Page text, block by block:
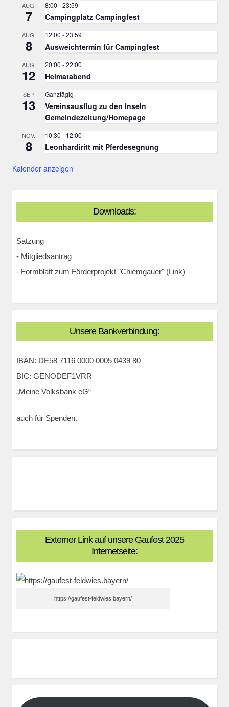
AUG.
7
8:00 -23:59
Campingplatz Campingfest
AUG.
8
12:00 -23:59
Ausweichtermin für Campingfest
AUG.
12
20:00 -22:00
Heimatabend
SEP.
13
Ganztägig
Vereinsausflug zu den Inseln
Gemeindezeitung/Homepage
NOV.
8
10:30 - 12:00
Leonhardiritt mit Pferdesegnung
Kalender anzeigen
Downloads:
Satzung
- Mitgliedsantrag
- Formblatt zum Förderprojekt "Chiemgauer" (Link)
Unsere Bankverbindung:
IBAN: DE58 7116 0000 0005 0439 80
BIC: GENODEF1VRR
„Meine Volksbank eG“
auch für Spenden.
Externer Link auf unsere Gaufest 2025
Internetseite:
https://gaufest-feldwies.bayern/